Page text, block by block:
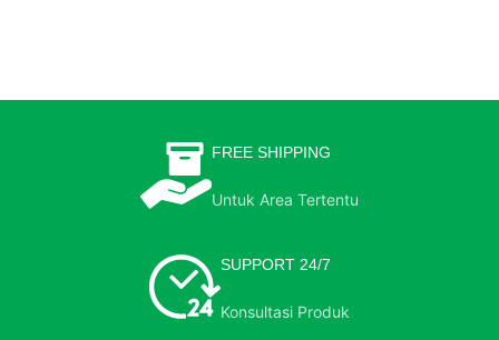
FREE SHIPPING
Untuk Area Tertentu
SUPPORT 24/7
Konsultasi Produk